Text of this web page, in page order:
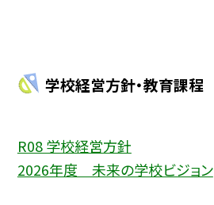
学校経営方針・教育課程
R08 学校経営方針
2026年度 未来の学校ビジョン